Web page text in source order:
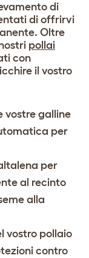
di
di offrirvi
Oltre
pollai
con
il vostro
vostre galline
per
per
al recinto
alla
vostro pollaio
contro